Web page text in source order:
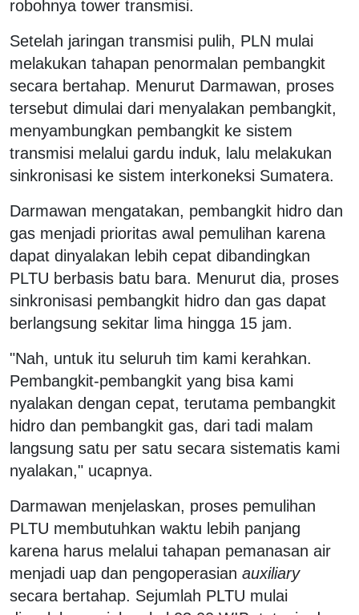
robohnya tower transmisi.
Setelah jaringan transmisi pulih, PLN mulai
melakukan tahapan penormalan pembangkit
secara bertahap. Menurut Darmawan, proses
tersebut dimulai dari menyalakan pembangkit,
menyambungkan pembangkit ke sistem
transmisi melalui gardu induk, lalu melakukan
sinkronisasi ke sistem interkoneksi Sumatera.
Darmawan mengatakan, pembangkit hidro dan
gas menjadi prioritas awal pemulihan karena
dapat dinyalakan lebih cepat dibandingkan
PLTU berbasis batu bara. Menurut dia, proses
sinkronisasi pembangkit hidro dan gas dapat
berlangsung sekitar lima hingga 15 jam.
"Nah, untuk itu seluruh tim kami kerahkan.
Pembangkit-pembangkit yang bisa kami
nyalakan dengan cepat, terutama pembangkit
hidro dan pembangkit gas, dari tadi malam
langsung satu per satu secara sistematis kami
nyalakan," ucapnya.
Darmawan menjelaskan, proses pemulihan
PLTU membutuhkan waktu lebih panjang
karena harus melalui tahapan pemanasan air
menjadi uap dan pengoperasian auxiliary
secara bertahap. Sejumlah PLTU mulai